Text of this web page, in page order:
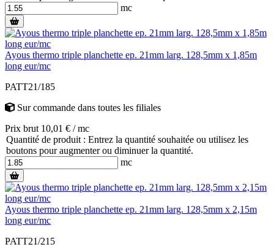
mc
Ayous thermo triple planchette ep. 21mm larg. 128,5mm x 1,85m
long eur/mc
PATT21/185
Sur commande dans toutes les filiales
Prix brut 10,01 € / mc
Quantité de produit : Entrez la quantité souhaitée ou utilisez les
boutons pour augmenter ou diminuer la quantité.
mc
Ayous thermo triple planchette ep. 21mm larg. 128,5mm x 2,15m
long eur/mc
PATT21/215